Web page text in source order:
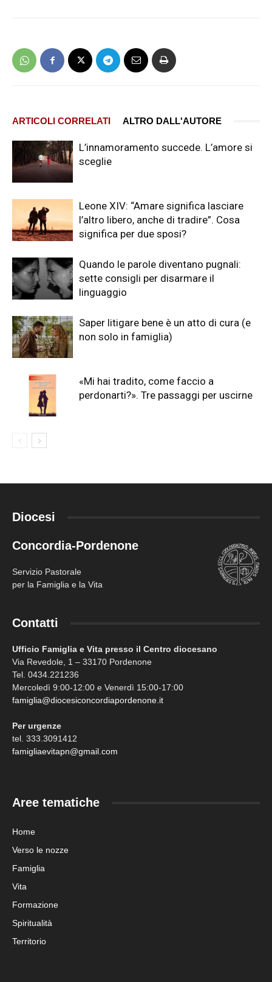
ARTICOLI CORRELATI ALTRO DALL'AUTORE
L’innamoramento succede. L’amore si
sceglie
Leone XIV: “Amare significa lasciare
l’altro libero, anche di tradire”. Cosa
significa per due sposi?
Quando le parole diventano pugnali:
sette consigli per disarmare il
linguaggio
Saper litigare bene è un atto di cura (e
non solo in famiglia)
«Mi hai tradito, come faccio a
perdonarti?». Tre passaggi per uscirne
Diocesi
Concordia-Pordenone
Servizio Pastorale
per la Famiglia e la Vita
Contatti
Ufficio Famiglia e Vita presso il Centro diocesano
Via Revedole, 1 – 33170 Pordenone
Tel. 0434.221236
Mercoledì 9:00-12:00 e Venerdì 15:00-17:00
famiglia@diocesiconcordiapordenone.it
Per urgenze
tel. 333.3091412
famigliaevitapn@gmail.com
Aree tematiche
Home
Verso le nozze
Famiglia
Vita
Formazione
Spiritualità
Territorio